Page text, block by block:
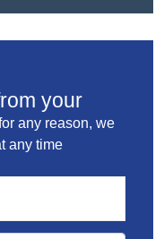
your
any reason, we
any time